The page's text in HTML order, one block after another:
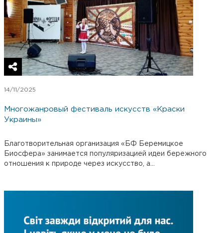
14/11/2025
Многожанровый фестиваль искусств «Краски
Украины»
Благотворительная организация «БФ Беремицкое
Биосфера» занимается популяризацией идеи бережного
отношения к природе через искусство, а...